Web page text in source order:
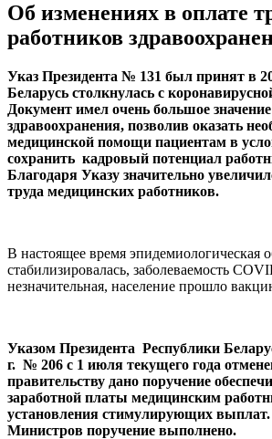
Об изменениях в оплате
работников
Указ Президента № 131 был принят в
Беларусь столкнулась с
Документ имел очень большое
здравоохранения, позволив оказать
медицинской помощи пациентам в
сохранить кадровый потенциал
Благодаря Указу значительно
труда медицинских работников.
В настоящее время эпидемиологическая
стабилизировалась, заболеваемость
незначительная, население прошло
Указом Президента Республики
г. № 206 с 1 июля текущего года
правительству дано поручение
заработной платы медицинским
установления стимулирующих
Министров поручение выполнено.